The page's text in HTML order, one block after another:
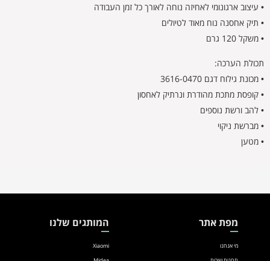
• עיצוב ארגונומי לאחיזה נוחה לאורך כל זמן העבודה
• תיק אחסנה נוח מאוד לטיולים
• משקל 120 גרם
תכולת הערכה:
• מכונת גילוח דגם 3616-0470
• קופסת מתכת מהודרת ונרתיק לאחסון
• להב ורשת נוספים
• מברשת ניקוי
• מטען
מפת אתר
מי אנחנו
המותגים שלנו
Xiaomi